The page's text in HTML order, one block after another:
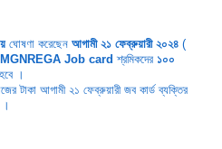
ঘোষণা করেছেন আগামী ২১ ফেব্রুয়ারী ২০২৪ (
MGNREGA Job cardশ্রমিকদের ১০০
।
টাকা আগামী ২১ ফেব্রুয়ারী জব কার্ড ব্যক্তির
।